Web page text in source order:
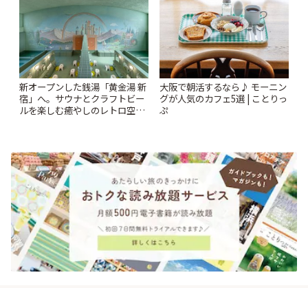
新オープンした銭湯「黄金湯 新
宿」へ。サウナとクラフトビー
ルを楽しむ癒やしのレトロ空間
大阪で朝活するなら♪ モーニン
グが人気のカフェ5選 | ことりっ
ぷ